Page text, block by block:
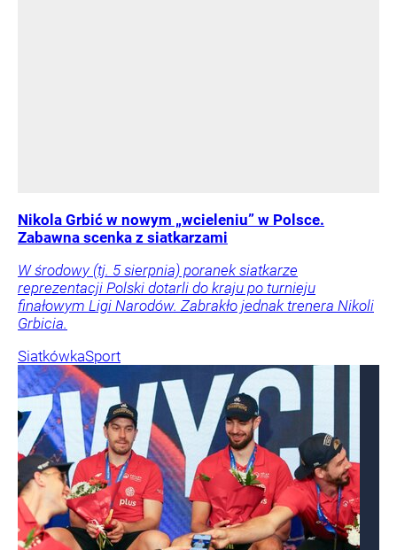
Nikola Grbić w nowym „wcieleniu” w Polsce.
Zabawna scenka z siatkarzami
W środowy (tj. 5 sierpnia) poranek siatkarze
reprezentacji Polski dotarli do kraju po turnieju
finałowym Ligi Narodów. Zabrakło jednak trenera Nikoli
Grbicia.
SiatkówkaSport